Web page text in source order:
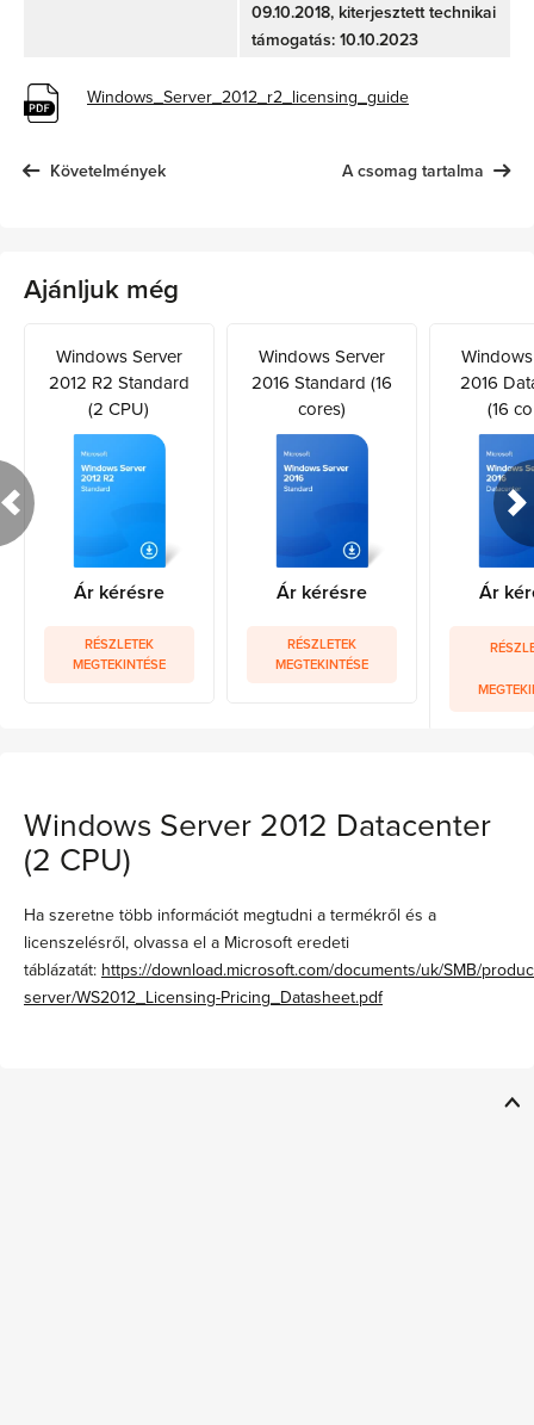
09.10.2018, kiterjesztett technikai
támogatás: 10.10.2023
Windows_Server_2012_r2_licensing_guide
Követelmények A csomag tartalma
Ajánljuk még
Windows Server
2012 R2 Standard
(2 CPU)
Ár kérésre
RÉSZLETEK
MEGTEKINTÉSE
Windows Server
2016 Standard (16
cores)
Ár kérésre
RÉSZLETEK
MEGTEKINTÉSE
2016
(16
Ár
Windows Server 2012 Datacenter
(2 CPU)
Ha szeretne több információt megtudni a termékről és a
licenszelésről, olvassa el a Microsoft eredeti
táblázatát: https://download.microsoft.com/documents/uk/SMB/
server/WS2012_Licensing-Pricing_Datasheet.pdf